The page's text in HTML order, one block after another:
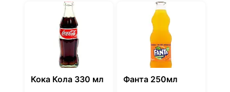
Кока Кола 330 мл Фанта 250мл